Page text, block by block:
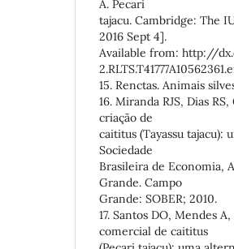
A. Pecari
tajacu. Cambridge: The
2016 Sept 4].
Available from: http://
15. Renctas. Animais
16. Miranda RJS, Dias
criação de
caititus (Tayassu tajacu):
Sociedade
Brasileira de Economia,
Grande. Campo
Grande: SOBER; 2010.
17. Santos DO, Mendes
comercial de caititus